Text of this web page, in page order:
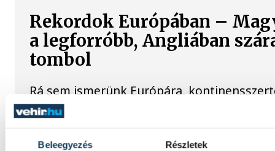
Beleegyezés Részletek
Rekordok Európában –
a legforróbb, Angliában
tombol
Rá sem ismerünk Európára,
dönt a hőség. Magyarország a legforróbb
került, miközben az Egyesült Királyságban
júliust mértek, amilyenre 155 éve nem volt